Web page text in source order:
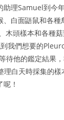
理Samuel到今
白面鼯鼠和各種
頭樣本和各種
我們想要的
他的鑑定結果
白天時採集的
！